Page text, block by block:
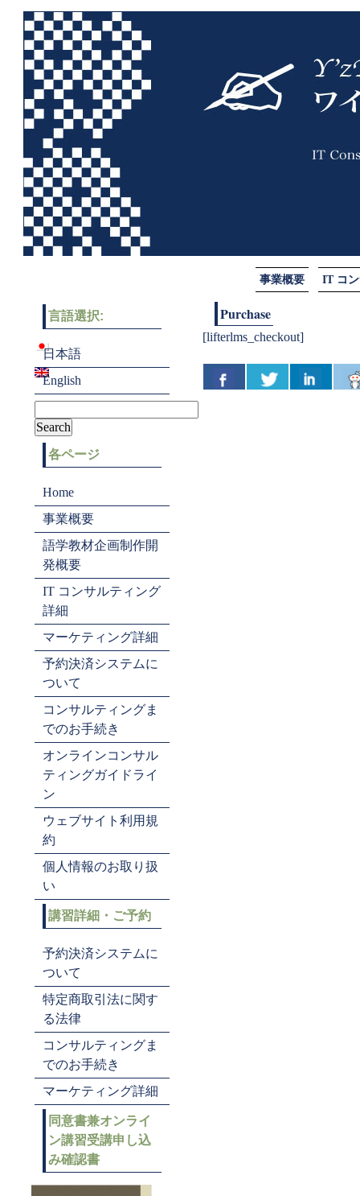
事業概要 IT コ
Purchase
[lifterlms_checkout]
言語選択:
日本語
English
各ページ
Home
事業概要
語学教材企画制作開
発概要
IT コンサルティング
詳細
マーケティング詳細
予約決済システムに
ついて
コンサルティングま
でのお手続き
オンラインコンサル
ティングガイドライ
ン
ウェブサイト利用規
約
個人情報のお取り扱
い
講習詳細・ご予約
予約決済システムに
ついて
特定商取引法に関す
る法律
コンサルティングま
でのお手続き
マーケティング詳細
同意書兼オンライ
ン講習受講申し込
み確認書